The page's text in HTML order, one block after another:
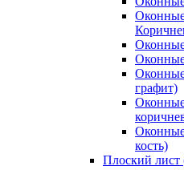
графит)
кость)
Плоский лист